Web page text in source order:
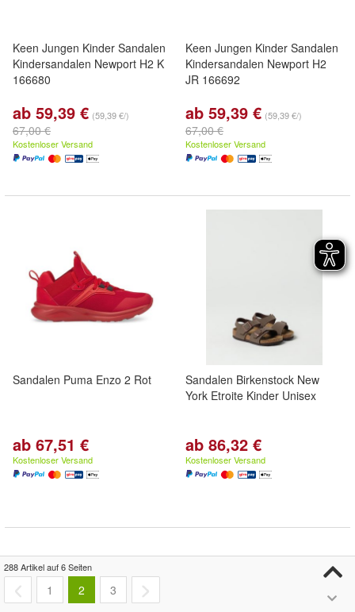
Keen Jungen Kinder Sandalen
Kindersandalen Newport H2 K
166680
ab 59,39 € (59,39 €/)
67,00 €
Kostenloser Versand
Keen Jungen Kinder Sandalen
Kindersandalen Newport H2
JR 166692
ab 59,39 € (59,39 €/)
67,00 €
Kostenloser Versand
Sandalen Puma Enzo 2 Rot
ab 67,51 €
Kostenloser Versand
Sandalen Birkenstock New
York Etroite Kinder Unisex
ab 86,32 €
Kostenloser Versand
288 Artikel auf 6 Seiten
1 2 3